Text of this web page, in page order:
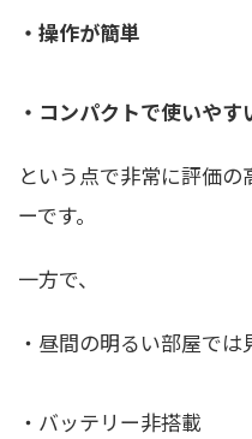
・操作が簡単
・コンパクトで使いやす
という点で非常に評価
ーです。
一方で、
・昼間の明るい部屋では
・バッテリー非搭載